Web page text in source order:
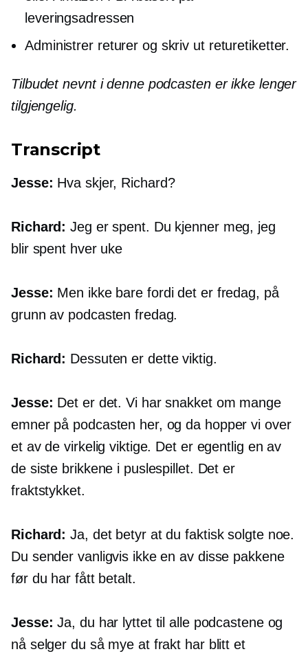
leveringsadressen
Administrer returer og skriv ut returetiketter.
Tilbudet nevnt i denne podcasten er ikke lenger
tilgjengelig.
Transcript
Jesse: Hva skjer, Richard?
Richard: Jeg er spent. Du kjenner meg, jeg
blir spent hver uke
Jesse: Men ikke bare fordi det er fredag, på
grunn av podcasten fredag.
Richard: Dessuten er dette viktig.
Jesse: Det er det. Vi har snakket om mange
emner på podcasten her, og da hopper vi over
et av de virkelig viktige. Det er egentlig en av
de siste brikkene i puslespillet. Det er
fraktstykket.
Richard: Ja, det betyr at du faktisk solgte noe.
Du sender vanligvis ikke en av disse pakkene
før du har fått betalt.
Jesse: Ja, du har lyttet til alle podcastene og
nå selger du så mye at frakt har blitt et